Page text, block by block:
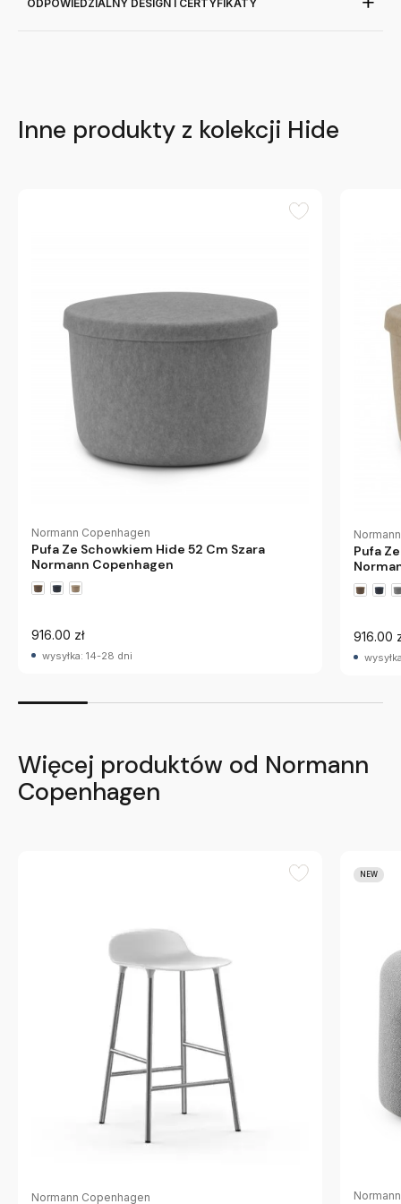
ODPOWIEDZIALNY DESIGN I CERTYFIKATY
Inne produkty z kolekcji Hide
Normann Copenhagen
Pufa Ze Schowkiem Hide 52 Cm Szara
Normann Copenhagen
916.00 zł
wysyłka: 14-28 dni
Pufa
916.00
Więcej produktów od Normann
Copenhagen
Normann Copenhagen
NEW